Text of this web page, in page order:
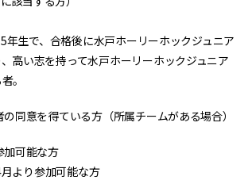
生で、合格後に水戸ホーリーホックジュニア
高い志を持って水戸ホーリーホックジュニア
。
同意を得ている方（所属チームがある場合）
可能な方
より参加可能な方